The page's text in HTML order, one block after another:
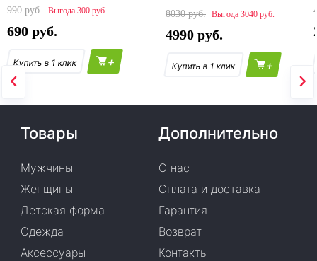
990
300
690
+
8030
3040
4990
+
Товары
Мужчины
Женщины
Детская форма
Одежда
Аксессуары
Дополнительно
О нас
Оплата и доставка
Гарантия
Возврат
Контакты